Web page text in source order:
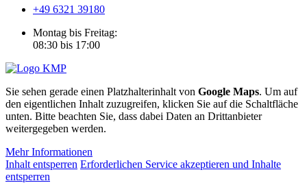
+49 6321 39180
Montag bis Freitag:
08:30 bis 17:00
Sie sehen gerade einen Platzhalterinhalt von Google Maps. Um auf
den eigentlichen Inhalt zuzugreifen, klicken Sie auf die Schaltfläche
unten. Bitte beachten Sie, dass dabei Daten an Drittanbieter
weitergegeben werden.
Mehr Informationen
Inhalt entsperren Erforderlichen Service akzeptieren und Inhalte
entsperren